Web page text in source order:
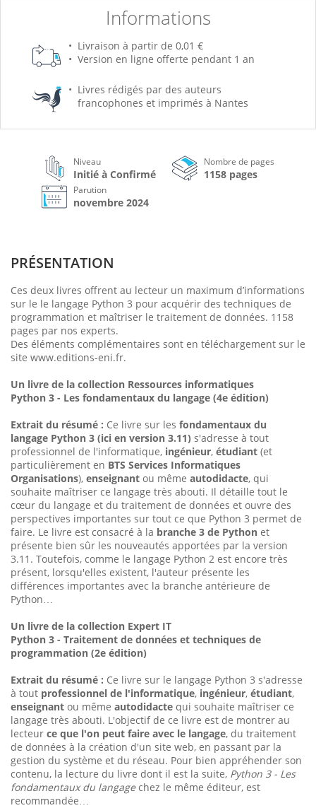
Informations
Livraison à partir de 0,01 €
Version en ligne offerte pendant 1 an
Livres rédigés par des auteurs
francophones et imprimés à Nantes
Niveau
Initié à Confirmé
Nombre de pages
1158 pages
Parution
novembre 2024
PRÉSENTATION
Ces deux livres offrent au lecteur un maximum d’informations
sur le le langage Python 3 pour acquérir des techniques de
programmation et maîtriser le traitement de données. 1158
pages par nos experts.
Des éléments complémentaires sont en téléchargement sur le
site www.editions-eni.fr.
Un livre de la collection Ressources informatiques
Python 3 - Les fondamentaux du langage (4e édition)
Extrait du résumé : Ce livre sur les fondamentaux du
langage Python 3 (ici en version 3.11) s'adresse à tout
professionnel de l'informatique, ingénieur, étudiant (et
particulièrement en BTS Services Informatiques
Organisations), enseignant ou même autodidacte, qui
souhaite maîtriser ce langage très abouti. Il détaille tout le
cœur du langage et du traitement de données et ouvre des
perspectives importantes sur tout ce que Python 3 permet de
faire. Le livre est consacré à la branche 3 de Python et
présente bien sûr les nouveautés apportées par la version
3.11. Toutefois, comme le langage Python 2 est encore très
présent, lorsqu'elles existent, l'auteur présente les
différences importantes avec la branche antérieure de
Python…
Un livre de la collection Expert IT
Python 3 - Traitement de données et techniques de
programmation (2e édition)
Extrait du résumé : Ce livre sur le langage Python 3 s'adresse
à tout professionnel de l'informatique, ingénieur, étudiant,
enseignant ou même autodidacte qui souhaite maîtriser ce
langage très abouti. L'objectif de ce livre est de montrer au
lecteur ce que l'on peut faire avec le langage, du traitement
de données à la création d'un site web, en passant par la
gestion du système et du réseau. Pour bien appréhender son
contenu, la lecture du livre dont il est la suite, Python 3 - Les
fondamentaux du langagechez le même éditeur, est
recommandée…